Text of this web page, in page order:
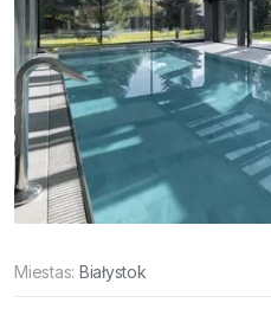
Miestas: Białystok